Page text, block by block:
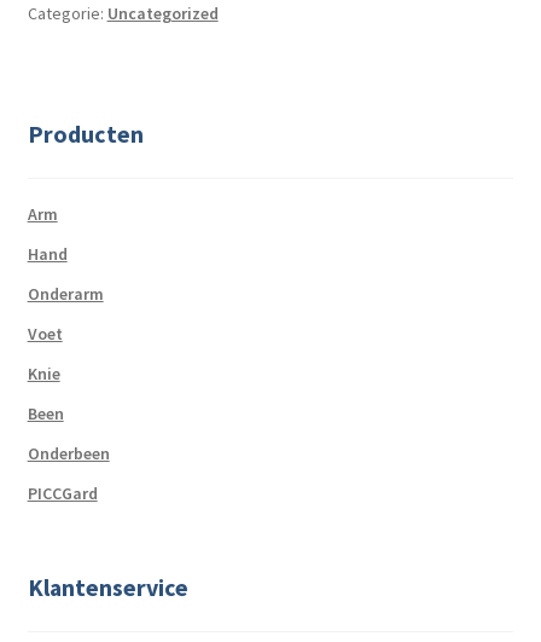
Categorie: Uncategorized
Producten
Arm
Hand
Onderarm
Voet
Knie
Been
Onderbeen
PICCGard
Klantenservice